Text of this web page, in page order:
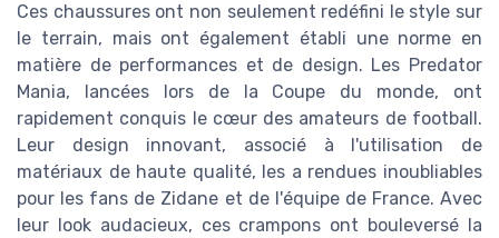
Ces chaussures ont non seulement redéfini le style sur
le terrain, mais ont également établi une norme en
matière de performances et de design. Les Predator
Mania, lancées lors de la Coupe du monde, ont
rapidement conquis le cœur des amateurs de football.
Leur design innovant, associé à l'utilisation de
matériaux de haute qualité, les a rendues inoubliables
pour les fans de Zidane et de l'équipe de France. Avec
leur look audacieux, ces crampons ont bouleversé la